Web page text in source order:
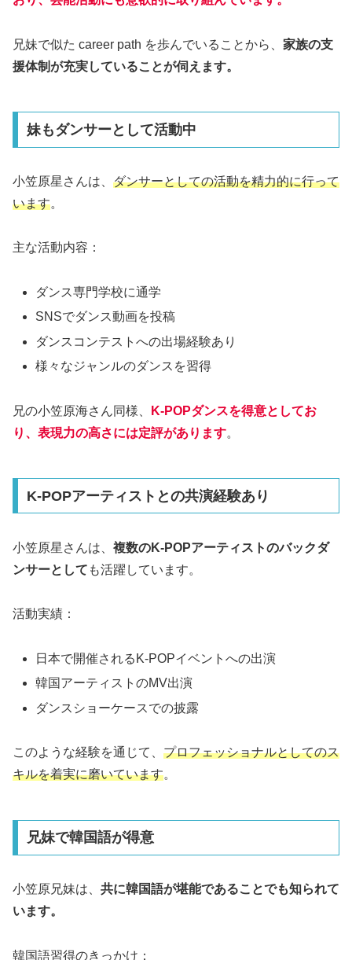
兄妹で似た career path を歩んでいることから、 家族の支
援体制が充実していることが伺えます。
妹もダンサーとして活動中
小笠原星さんは、 ダンサーとしての活動を精力的に行って
います。
主な活動内容：
ダンス専門学校に通学
SNSでダンス動画を投稿
ダンスコンテストへの出場経験あり
様々なジャンルのダンスを習得
兄の小笠原海さん同様、
K-POPダンスを得意としてお
り、表現力の高さには定評があります。
K-POPアーティストとの共演経験あり
小笠原星さんは、 複数のK-POPアーティストのバックダ
ンサーとして も活躍しています。
活動実績：
日本で開催されるK-POPイベントへの出演
韓国アーティストのMV出演
ダンスショーケースでの披露
このような経験を通じて、 プロフェッショナルとしてのス
キルを着実に磨いています。
兄妹で韓国語が得意
小笠原兄妹は、 共に韓国語が堪能であることでも知られて
います。
韓国語習得のきっかけ：